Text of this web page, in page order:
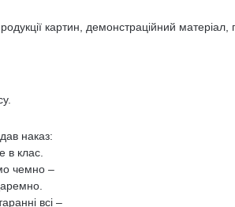
картин, демонстраційний матеріал,
наказ:
в клас.
чемно –
всі –